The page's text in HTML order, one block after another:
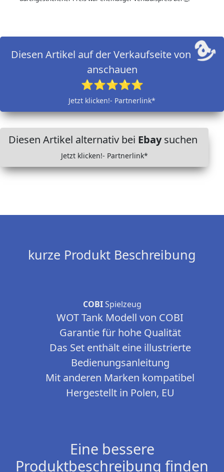
Diesen Artikel auf der Verkaufseite von
anschauen
⭐⭐⭐⭐⭐
Jetzt klicken!- Partnerlink*
Diesen Artikel alternativ bei Ebaysuchen
Jetzt klicken!- Partnerlink*
kurze Produkt Beschreibung
COBISpielzeug
WOT Tank Modell von COBI
Garantie für hohe Qualität
Das Set enthält eine illustrierte
Bedienungsanleitung
Mit anderen Marken kompatibel
Hergestellt in Polen, EU
Eine bessere
Produktbeschreibung finden